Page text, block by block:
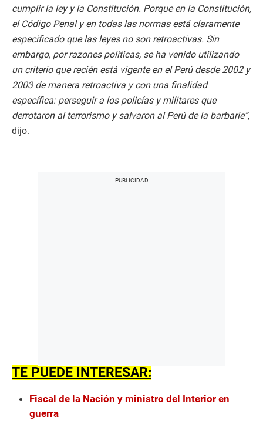
cumplir la ley y la Constitución. Porque en la Constitución,
el Código Penal y en todas las normas está claramente
especificado que las leyes no son retroactivas. Sin
embargo, por razones políticas, se ha venido utilizando
un criterio que recién está vigente en el Perú desde 2002 y
2003 de manera retroactiva y con una finalidad
específica: perseguir a los policías y militares que
derrotaron al terrorismo y salvaron al Perú de la barbarie”,
dijo.
TE PUEDE INTERESAR:
Fiscal de la Nación y ministro del Interior en
guerra